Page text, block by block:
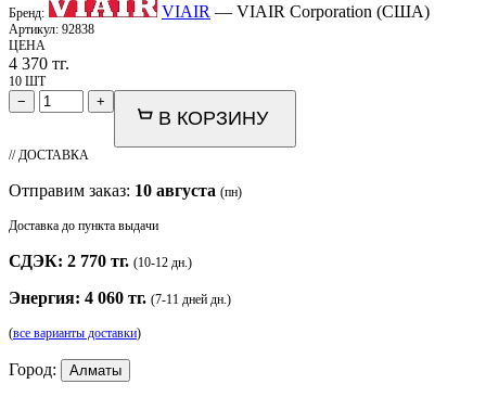
Бренд: VIAIR — VIAIR Corporation (США)
Артикул: 92838
ЦЕНА
4 370 тг.
10 ШТ
− +
В КОРЗИНУ
// ДОСТАВКА
Отправим заказ: 10 августа (пн)
Доставка до пункта выдачи
СДЭК: 2 770 тг. (10-12 дн.)
Энергия: 4 060 тг. (7-11 дней дн.)
(все варианты доставки)
Город: Алматы